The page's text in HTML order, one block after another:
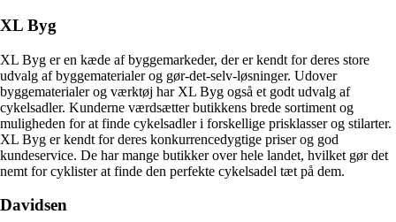
XL Byg
XL Byg er en kæde af byggemarkeder, der er kendt for deres store
udvalg af byggematerialer og gør-det-selv-løsninger. Udover
byggematerialer og værktøj har XL Byg også et godt udvalg af
cykelsadler. Kunderne værdsætter butikkens brede sortiment og
muligheden for at finde cykelsadler i forskellige prisklasser og stilarter.
XL Byg er kendt for deres konkurrencedygtige priser og god
kundeservice. De har mange butikker over hele landet, hvilket gør det
nemt for cyklister at finde den perfekte cykelsadel tæt på dem.
Davidsen